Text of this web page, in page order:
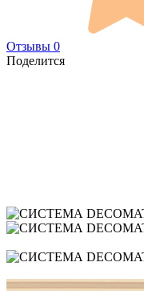
Отзывы 0
Поделится